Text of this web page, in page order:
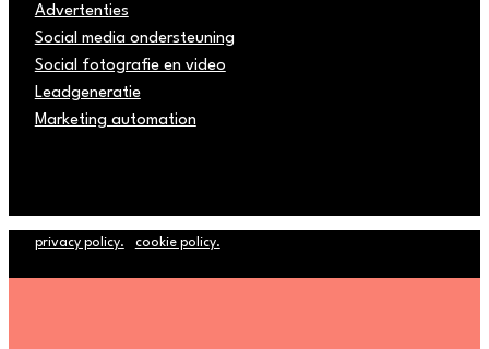
Advertenties
Social media ondersteuning
Social fotografie en video
Leadgeneratie
Marketing automation
privacy policy. cookie policy.